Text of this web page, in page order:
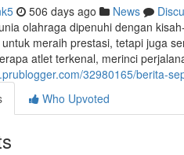
506 days ago News
olahraga dipenuhi dengan
meraih prestasi, tetapi juga
atlet terkenal, merinci
32980165/berita-
Who Upvoted